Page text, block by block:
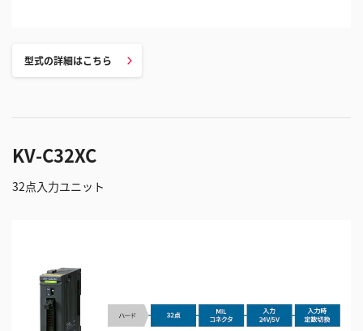
型式の詳細はこちら
KV-C32XC
32点入力ユニット